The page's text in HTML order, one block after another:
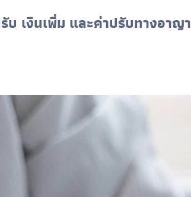
บ เงินเพิ่ม และค่าปรับทางอาญา